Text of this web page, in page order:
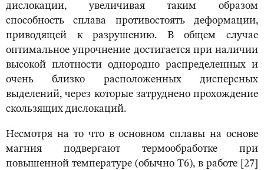
дислокации, увеличивая таким образом
способность сплава противостоять деформации,
приводящей к разрушению. В общем случае
оптимальное упрочнение достигается при наличии
высокой плотности однородно распределенных и
очень близко расположенных дисперсных
выделений, через которые затруднено прохождение
скользящих дислокаций.
Несмотря на то что в основном сплавы на основе
магния подвергают термообработке при
повышенной температуре (обычно Т6), в работе [27]